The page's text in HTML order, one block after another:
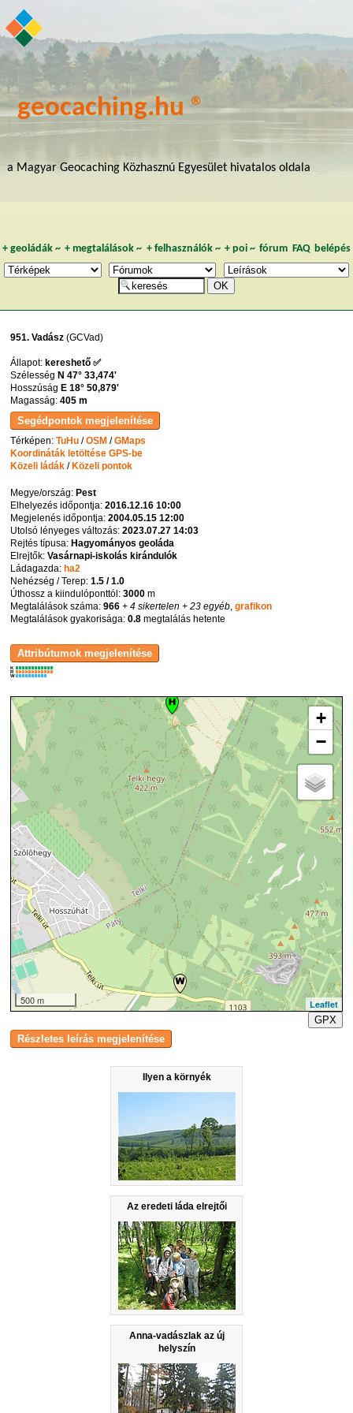
geocaching.hu ®
a Magyar Geocaching Közhasznú Egyesület hivatalos oldala
+ geoládák~ +megtalálások ~ + felhasználók~ + poi~ fórum FAQ belépés
951. Vadász (GCVad)
Ilyen a környék
Az eredeti láda elrejtői
Anna-vadászlak az új
helyszín
Állapot:kereshető ✅
SzélességN 47° 33,474'
HosszúságE 18° 50,879'
Magasság:405 m
Térképen:TuHu /OSM /GMaps
Koordináták letöltése GPS-be
Közeli ládák / Közeli pontok
Megye/ország: Pest
Elhelyezés időpontja:2016.12.16 10:00
Megjelenés időpontja:2004.05.15 12:00
Utolsó lényeges változás:2023.07.27 14:03
Rejtés típusa: Hagyományos geoláda
Elrejtők:Vasárnapi-iskolás kirándulók
Ládagazda: ha2
Nehézség / Terep:1.5 / 1.0
Úthossz a kiindulóponttól:3000 m
Megtalálások száma:966 + 4 sikertelen + 23 egyéb,grafikon
Megtalálások gyakorisága:0.8 megtalálás hetente
K
R
W
+
−
500 m
Leaflet
GPX